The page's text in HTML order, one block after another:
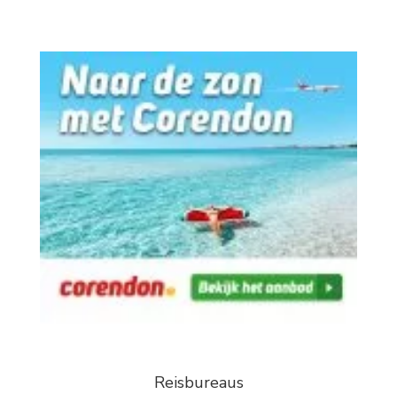
Reisbureaus